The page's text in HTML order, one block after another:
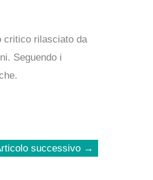
critico rilasciato da
Seguendo i
successivo →